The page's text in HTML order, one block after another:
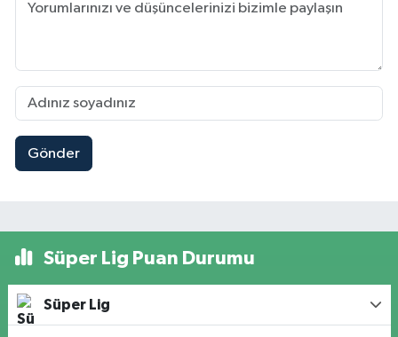
Gönder
Süper Lig Puan Durumu
Süper Lig